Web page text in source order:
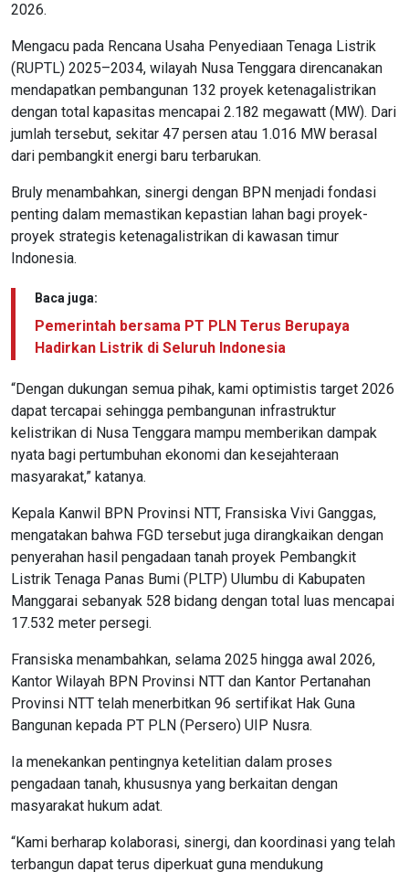
2026.
Mengacu pada Rencana Usaha Penyediaan Tenaga Listrik
(RUPTL) 2025–2034, wilayah Nusa Tenggara direncanakan
mendapatkan pembangunan 132 proyek ketenagalistrikan
dengan total kapasitas mencapai 2.182 megawatt (MW). Dari
jumlah tersebut, sekitar 47 persen atau 1.016 MW berasal
dari pembangkit energi baru terbarukan.
Bruly menambahkan, sinergi dengan BPN menjadi fondasi
penting dalam memastikan kepastian lahan bagi proyek-
proyek strategis ketenagalistrikan di kawasan timur
Indonesia.
Baca juga:
Pemerintah bersama PT PLN Terus Berupaya
Hadirkan Listrik di Seluruh Indonesia
“Dengan dukungan semua pihak, kami optimistis target 2026
dapat tercapai sehingga pembangunan infrastruktur
kelistrikan di Nusa Tenggara mampu memberikan dampak
nyata bagi pertumbuhan ekonomi dan kesejahteraan
masyarakat,” katanya.
Kepala Kanwil BPN Provinsi NTT, Fransiska Vivi Ganggas,
mengatakan bahwa FGD tersebut juga dirangkaikan dengan
penyerahan hasil pengadaan tanah proyek Pembangkit
Listrik Tenaga Panas Bumi (PLTP) Ulumbu di Kabupaten
Manggarai sebanyak 528 bidang dengan total luas mencapai
17.532 meter persegi.
Fransiska menambahkan, selama 2025 hingga awal 2026,
Kantor Wilayah BPN Provinsi NTT dan Kantor Pertanahan
Provinsi NTT telah menerbitkan 96 sertifikat Hak Guna
Bangunan kepada PT PLN (Persero) UIP Nusra.
Ia menekankan pentingnya ketelitian dalam proses
pengadaan tanah, khususnya yang berkaitan dengan
masyarakat hukum adat.
“Kami berharap kolaborasi, sinergi, dan koordinasi yang telah
terbangun dapat terus diperkuat guna mendukung